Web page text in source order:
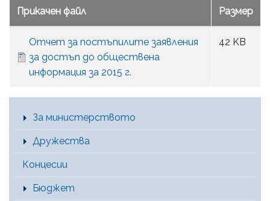
Прикачен файл Размер
Отчет за постъпилите заявления
за достъп до обществена
информация за 2015 г.
42 KB
Main Menu [BG]
За министерството
Дружества
Концесии
Бюджет